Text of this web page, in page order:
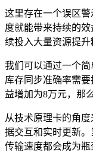
这里存在一个误区
度就能带来持续的
续投入大量资源提升
我们可以通过一个
库存同步准确率需
益增加为8万元，那
从技术原理卡的角
据交互和实时更新
传输速度都会成为瓶